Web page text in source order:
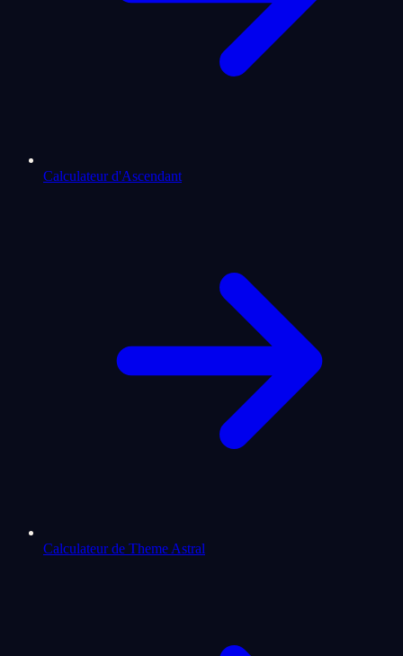
Calculateur d'Ascendant
Calculateur de Theme Astral